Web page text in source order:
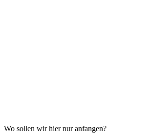
Wo sollen wir hier nur anfangen?